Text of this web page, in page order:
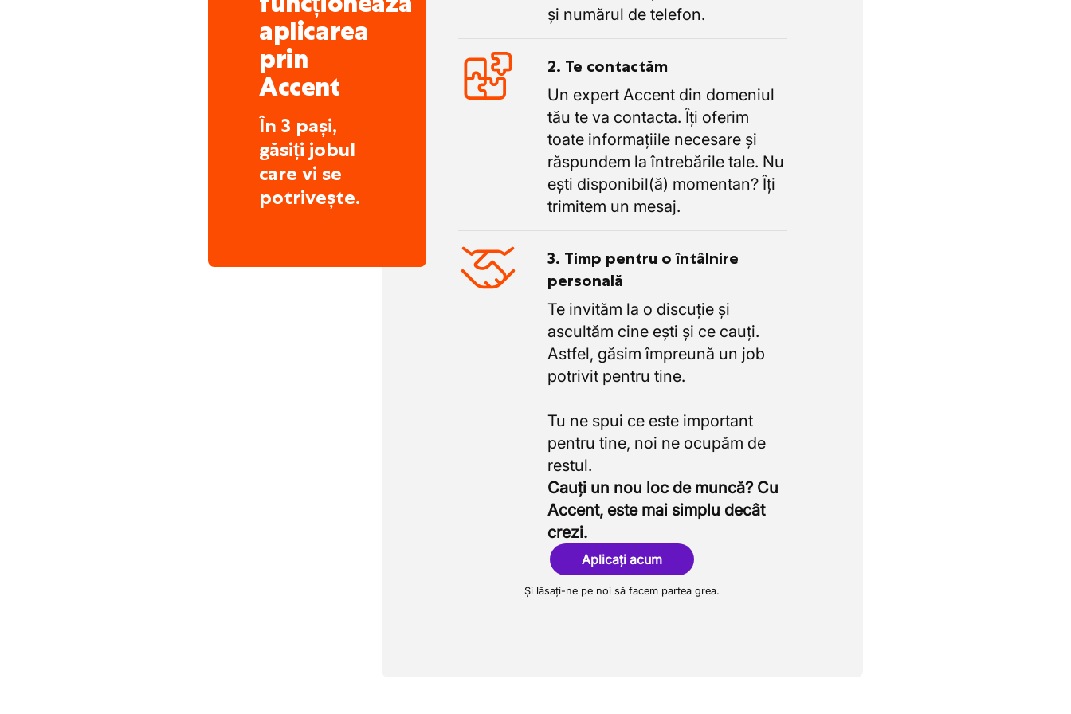
aplicarea
prin
Accent
În 3 pași,
găsiți jobul
care vi se
potrivește.
și numărul de telefon.
2. Te contactăm
Un expert Accent din domeniul
tău te va contacta. Îți oferim
toate informațiile necesare și
răspundem la întrebările tale. Nu
ești disponibil(ă) momentan? Îți
trimitem un mesaj.
3. Timp pentru o întâlnire
personală
Te invităm la o discuție și
ascultăm cine ești și ce cauți.
Astfel, găsim împreună un job
potrivit pentru tine.
Tu ne spui ce este important
pentru tine, noi ne ocupăm de
Cauți un nou loc de muncă? Cu
Accent, este mai simplu decât
crezi.
Aplicați acum
Și lăsați-ne pe noi să facem partea grea.